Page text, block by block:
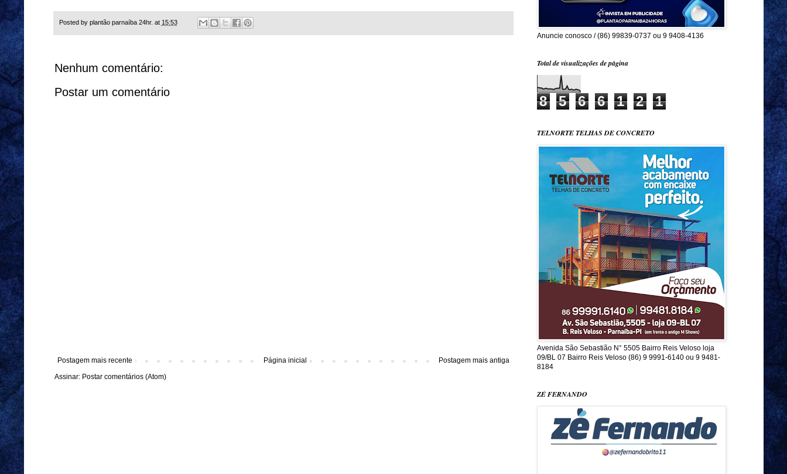
Posted by plantão parnaíba 24hr. at 15:53
Nenhum comentário:
Postar um comentário
Postagem mais recente Postagem mais antiga
Página inicial
Assinar: Postar comentários (Atom)
Anuncie conosco / (86) 99839-0737 ou 9 9408-4136
Total de visualizações de página
8 5 6 6 1 2 1
TELNORTE TELHAS DE CONCRETO
Avenida São Sebastião N° 5505 Bairro Reis Veloso loja
09/BL 07 Bairro Reis Veloso (86) 9 9991-6140 ou 9 9481-
8184
ZÉ FERNANDO